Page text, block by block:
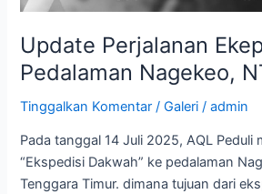
Update Perjalanan
Pedalaman Nagekeo,
Tinggalkan Komentar /Galeri /admin
Pada tanggal 14 Juli 2025, AQL Peduli
“Ekspedisi Dakwah” ke pedalaman
Tenggara Timur. dimana tujuan dari